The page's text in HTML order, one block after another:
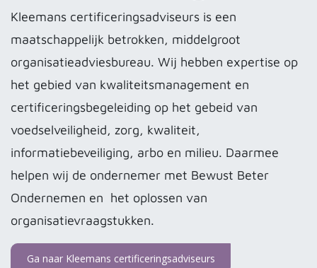
Kleemans certificeringsadviseurs is een
maatschappelijk betrokken, middelgroot
organisatieadviesbureau. Wij hebben expertise op
het gebied van kwaliteitsmanagement en
certificeringsbegeleiding op het gebeid van
voedselveiligheid, zorg, kwaliteit,
informatiebeveiliging, arbo en milieu. Daarmee
helpen wij de ondernemer met Bewust Beter
Ondernemen en het oplossen van
organisatievraagstukken.
Ga naar Kleemans certificeringsadviseurs